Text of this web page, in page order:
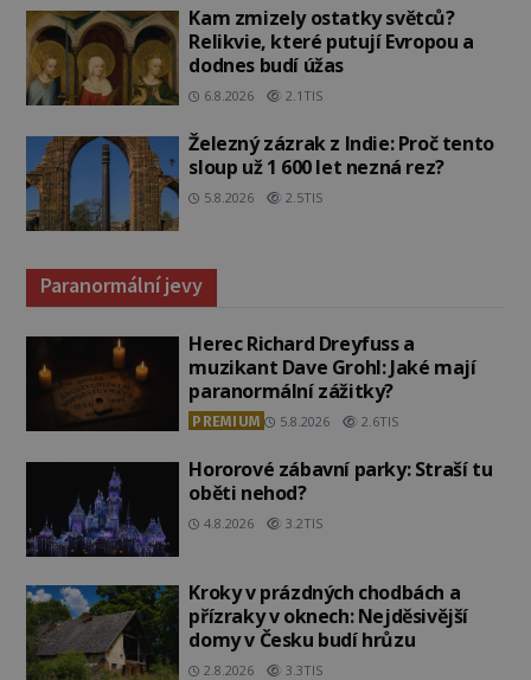
Kam zmizely ostatky světců?
Relikvie, které putují Evropou a
dodnes budí úžas
6.8.2026 2.1TIS
Železný zázrak z Indie: Proč tento
sloup už 1 600 let nezná rez?
5.8.2026 2.5TIS
Paranormální jevy
Herec Richard Dreyfuss a
muzikant Dave Grohl: Jaké mají
paranormální zážitky?
PREMIUM 5.8.2026 2.6TIS
Hororové zábavní parky: Straší tu
oběti nehod?
4.8.2026 3.2TIS
Kroky v prázdných chodbách a
přízraky v oknech: Nejděsivější
domy v Česku budí hrůzu
2.8.2026 3.3TIS